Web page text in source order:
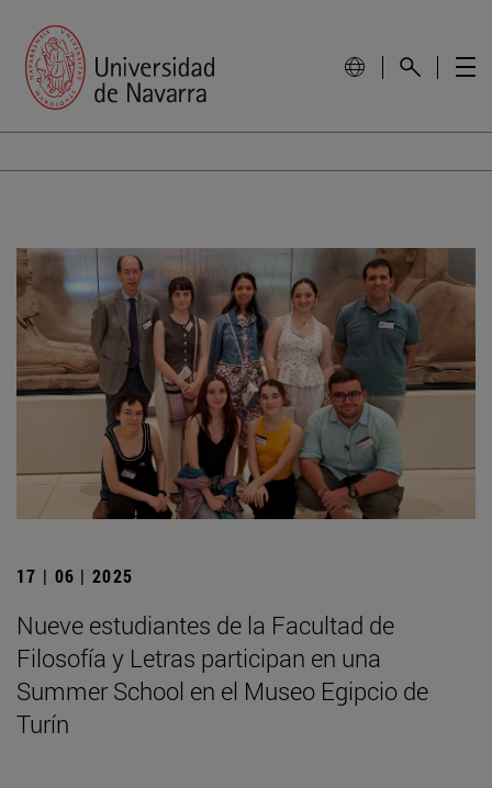
17 | 06 | 2025
Nueve estudiantes de la Facultad de
Filosofía y Letras participan en una
Summer School en el Museo Egipcio de
Turín